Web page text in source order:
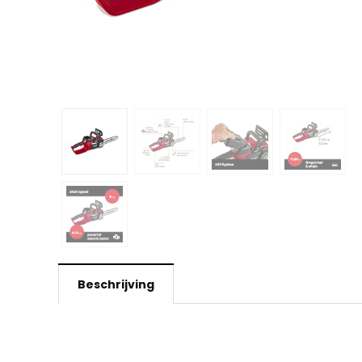
Beschrijving